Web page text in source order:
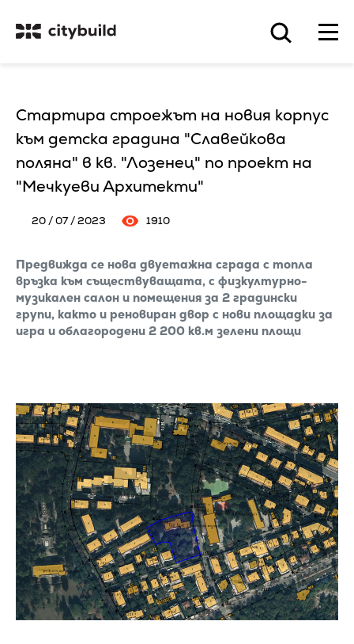
Стартира строежът на новия корпус
към детска градина "Славейкова
поляна" в кв. "Лозенец" по проект на
"Мечкуеви Архитекти"
20 / 07 / 2023 1910
Предвижда се нова двуетажна сграда с топла
връзка към съществуващата, с физкултурно-
музикален салон и помещения за 2 градински
групи, както и реновиран двор с нови площадки за
игра и облагородени 2 200 кв.м зелени площи